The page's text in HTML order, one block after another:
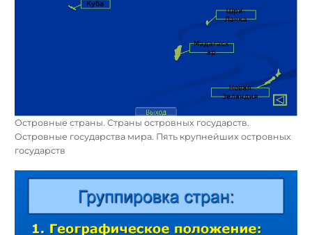
Островные страны. Страны островных государств.
Островные государства мира. Пять крупнейших островных
государств